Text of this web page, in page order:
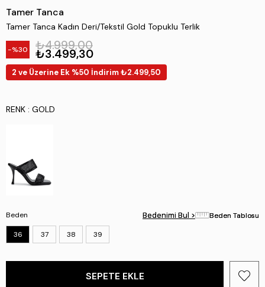
Tamer Tanca
Tamer Tanca Kadın Deri/Tekstil Gold Topuklu Terlik
30 ₺4.999,00
₺3.499,30
2 ve Üzerine Ek %50 İndirim ₺2.499,50
RENK : GOLD
Beden
36 37 38 39
Bedenimi Bul > Beden Tablosu
Bedenimi Bul > Beden Tablosu